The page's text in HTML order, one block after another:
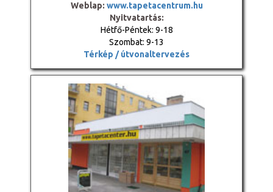
Weblap: www.tapetacentrum.hu
Nyitvatartás:
Hétfő-Péntek: 9-18
Szombat: 9-13
Térkép / útvonaltervezés